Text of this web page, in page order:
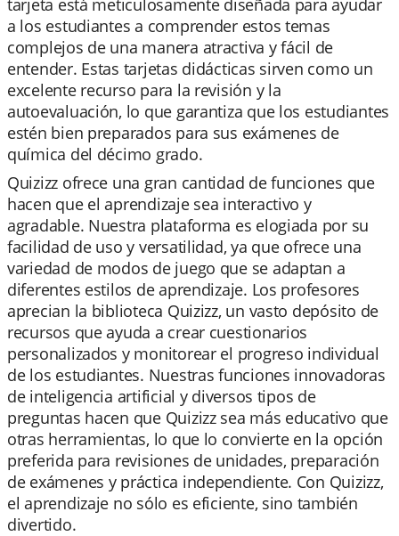
tarjeta está meticulosamente diseñada para ayudar
a los estudiantes a comprender estos temas
complejos de una manera atractiva y fácil de
entender. Estas tarjetas didácticas sirven como un
excelente recurso para la revisión y la
autoevaluación, lo que garantiza que los estudiantes
estén bien preparados para sus exámenes de
química del décimo grado.
Quizizz ofrece una gran cantidad de funciones que
hacen que el aprendizaje sea interactivo y
agradable. Nuestra plataforma es elogiada por su
facilidad de uso y versatilidad, ya que ofrece una
variedad de modos de juego que se adaptan a
diferentes estilos de aprendizaje. Los profesores
aprecian la biblioteca Quizizz, un vasto depósito de
recursos que ayuda a crear cuestionarios
personalizados y monitorear el progreso individual
de los estudiantes. Nuestras funciones innovadoras
de inteligencia artificial y diversos tipos de
preguntas hacen que Quizizz sea más educativo que
otras herramientas, lo que lo convierte en la opción
preferida para revisiones de unidades, preparación
de exámenes y práctica independiente. Con Quizizz,
el aprendizaje no sólo es eficiente, sino también
divertido.